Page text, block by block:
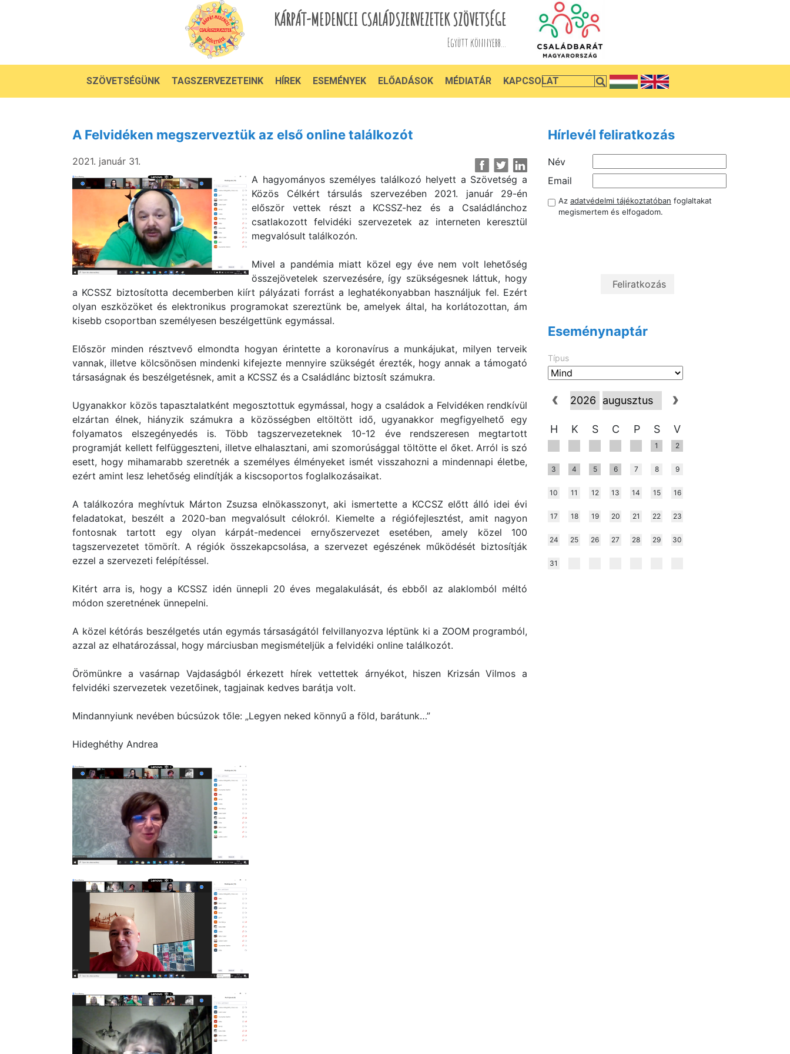
KÁRPÁT-MEDENCEI CSALÁDSZERVEZETEK SZÖVETSÉGE
Együtt könnyebb...
SZÖVETSÉGÜNK TAGSZERVEZETEINK HÍREK ESEMÉNYEK ELŐADÁSOK MÉDIATÁR KAPCSOLAT
A Felvidéken megszerveztük az első online találkozót
2021. január 31.
A hagyományos személyes találkozó helyett a Szövetség a
Közös Célkért társulás szervezében 2021. január 29-én
először vettek részt a KCSSZ-hez és a Családlánchoz
csatlakozott felvidéki szervezetek az interneten keresztül
megvalósult találkozón.
Mivel a pandémia miatt közel egy éve nem volt lehetőség
összejövetelek szervezésére, így szükségesnek láttuk, hogy
a KCSSZ biztosította decemberben kiírt pályázati forrást a leghatékonyabban használjuk fel. Ezért
olyan eszközöket és elektronikus programokat szereztünk be, amelyek által, ha korlátozottan, ám
kisebb csoportban személyesen beszélgettünk egymással.
Először minden résztvevő elmondta hogyan érintette a koronavírus a munkájukat, milyen terveik
vannak, illetve kölcsönösen mindenki kifejezte mennyire szükségét érezték, hogy annak a támogató
társaságnak és beszélgetésnek, amit a KCSSZ és a Családlánc biztosít számukra.
Ugyanakkor közös tapasztalatként megosztottuk egymással, hogy a családok a Felvidéken rendkívül
elzártan élnek, hiányzik számukra a közösségben eltöltött idő, ugyanakkor megfigyelhető egy
folyamatos elszegényedés is. Több tagszervezeteknek 10-12 éve rendszeresen megtartott
programját kellett felfüggeszteni, illetve elhalasztani, ami szomorúsággal töltötte el őket. Arról is szó
esett, hogy mihamarabb szeretnék a személyes élményeket ismét visszahozni a mindennapi életbe,
ezért amint lesz lehetőség elindítják a kiscsoportos foglalkozásaikat.
A találkozóra meghívtuk Márton Zsuzsa elnökasszonyt, aki ismertette a KCCSZ előtt álló idei évi
feladatokat, beszélt a 2020-ban megvalósult célokról. Kiemelte a régiófejlesztést, amit nagyon
fontosnak tartott egy olyan kárpát-medencei ernyőszervezet esetében, amely közel 100
tagszervezetet tömörít. A régiók összekapcsolása, a szervezet egészének működését biztosítják
ezzel a szervezeti felépítéssel.
Kitért arra is, hogy a KCSSZ idén ünnepli 20 éves megalakulását, és ebből az alaklomból méltó
módon szeretnének ünnepelni.
A közel kétórás beszélgetés után egymás társaságától felvillanyozva léptünk ki a ZOOM programból,
azzal az elhatározással, hogy márciusban megismételjük a felvidéki online találkozót.
Örömünkre a vasárnap Vajdaságból érkezett hírek vettettek árnyékot, hiszen Krizsán Vilmos a
felvidéki szervezetek vezetőinek, tagjainak kedves barátja volt.
Mindannyiunk nevében búcsúzok tőle: „Legyen neked könnyű a föld, barátunk…”
Hideghéthy Andrea
Hírlevél feliratkozás
Név
Email
Az adatvédelmi tájékoztatóban foglaltakat
megismertem és elfogadom.
Eseménynaptár
Típus
H K S C P S V
1 2
3 4 5 6 7 8 9
10 11 12 13 14 15 16
17 18 19 20 21 22 23
24 25 26 27 28 29 30
31